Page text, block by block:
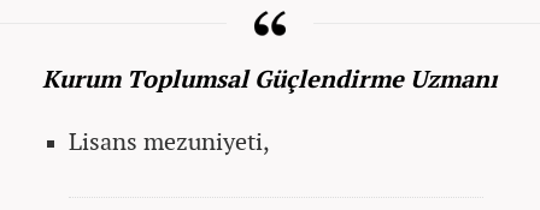
Kurum Toplumsal Güçlendirme Uzmanı
Lisans mezuniyeti,